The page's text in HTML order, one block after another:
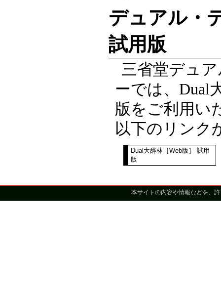
デュアル・
試用版
三省堂デュ
ーでは、Dual
版をご利用い
以下のリンク
Dual大辞林［Web版］ 試用
版
本サイトの内容や情報などを、許